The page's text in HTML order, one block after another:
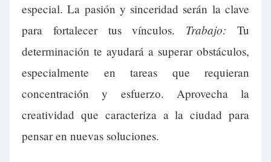
especial. La pasión y sinceridad serán la clave
para fortalecer tus vínculos. Trabajo: Tu
determinación te ayudará a superar obstáculos,
especialmente en tareas que requieran
concentración y esfuerzo. Aprovecha la
creatividad que caracteriza a la ciudad para
pensar en nuevas soluciones.